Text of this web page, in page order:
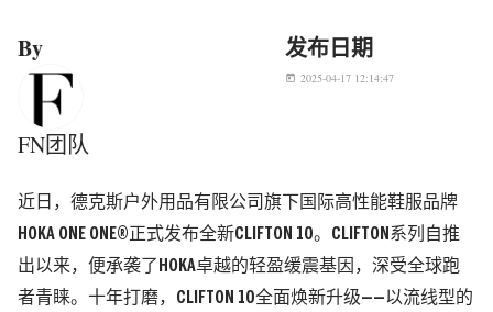
By
FN团队
发布日期
today 2025-04-17 12:14:47
近日，德克斯户外用品有限公司旗下国际高性能鞋服品牌
HOKA ONE ONE®正式发布全新CLIFTON 10。CLIFTON系列自推
出以来，便承袭了HOKA卓越的轻盈缓震基因，深受全球跑
者青睐。十年打磨，CLIFTON 10全面焕新升级——以流线型的